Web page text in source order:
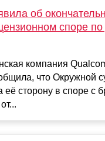
об
споре
компания
что Окружной
сторону в споре с